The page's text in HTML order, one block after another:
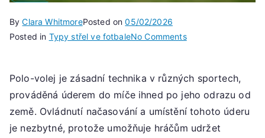
ByClara WhitmorePosted on05/02/2026
Posted in Typy střel ve fotbaleNo Commentson
Časování,
Umístění,
Technika
Polo-volej je zásadní technika v různých sportech,
prováděná úderem do míče ihned po jeho odrazu od
země. Ovládnutí načasování a umístění tohoto úderu
je nezbytné, protože umožňuje hráčům udržet